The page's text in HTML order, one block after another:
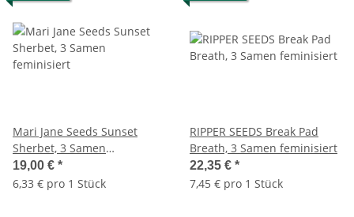
Mari Jane Seeds Sunset
Sherbet, 3 Samen
feminisiert
19,00 € *
6,33 € pro 1 Stück
RIPPER SEEDS Break Pad
Breath, 3 Samen feminisiert
22,35 € *
7,45 € pro 1 Stück